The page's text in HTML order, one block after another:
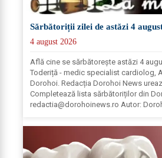
Sărbătoriții zilei de astăzi 4
4 august 2026
Află cine se sărbătoreşte astăzi 4
Toderiță - medic specialist cardiolog,
Dorohoi. Redacția Dorohoi News
Completează lista sărbătoriților din
redactia@dorohoinews.ro Autor: